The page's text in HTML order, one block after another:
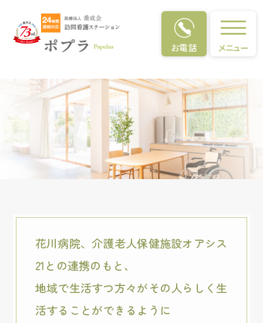
お電話 メニュー
ポプラが目指すもの
花川病院、介護老人保健施設オアシス
21との連携のもと、
地域で生活すつ方々がその人らしく生
活することができるように